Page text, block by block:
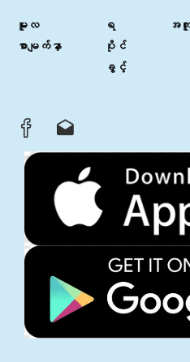
မူလ
စာမျက်နှာ
ရ
ပိုင်
ခွင့်
အ